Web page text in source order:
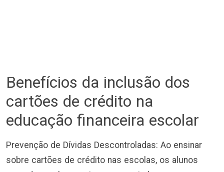
Benefícios da inclusão dos
cartões de crédito na
educação financeira escolar
Prevenção de Dívidas Descontroladas: Ao ensinar
sobre cartões de crédito nas escolas, os alunos